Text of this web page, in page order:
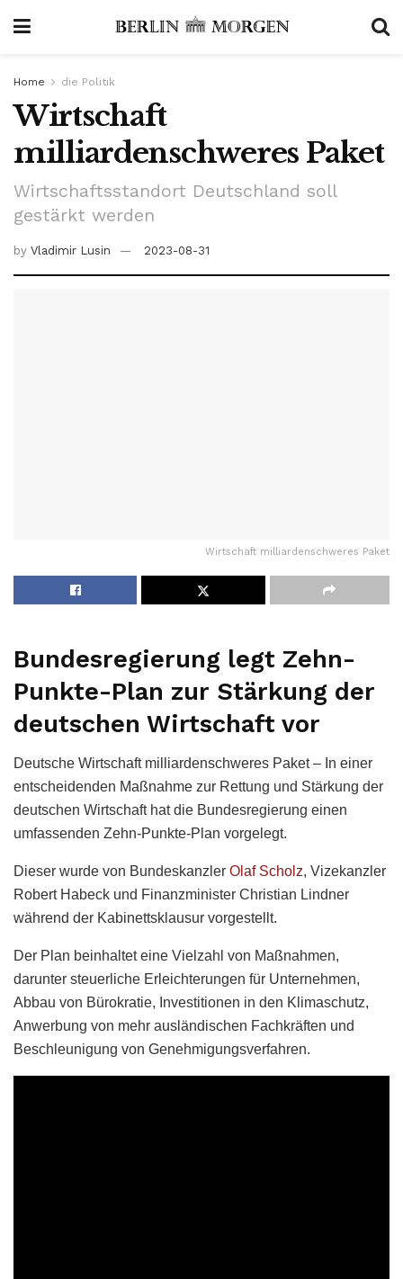
Home die Politik
Wirtschaft
milliardenschweres Paket
Wirtschaftsstandort Deutschland soll
gestärkt werden
by Vladimir Lusin 2023-08-31
Wirtschaft milliardenschweres Paket
Bundesregierung legt Zehn-
Punkte-Plan zur Stärkung der
deutschen Wirtschaft vor
Deutsche Wirtschaft milliardenschweres Paket – In einer
entscheidenden Maßnahme zur Rettung und Stärkung der
deutschen Wirtschaft hat die Bundesregierung einen
umfassenden Zehn-Punkte-Plan vorgelegt.
Dieser wurde von Bundeskanzler Olaf Scholz, Vizekanzler
Robert Habeck und Finanzminister Christian Lindner
während der Kabinettsklausur vorgestellt.
Der Plan beinhaltet eine Vielzahl von Maßnahmen,
darunter steuerliche Erleichterungen für Unternehmen,
Abbau von Bürokratie, Investitionen in den Klimaschutz,
Anwerbung von mehr ausländischen Fachkräften und
Beschleunigung von Genehmigungsverfahren.